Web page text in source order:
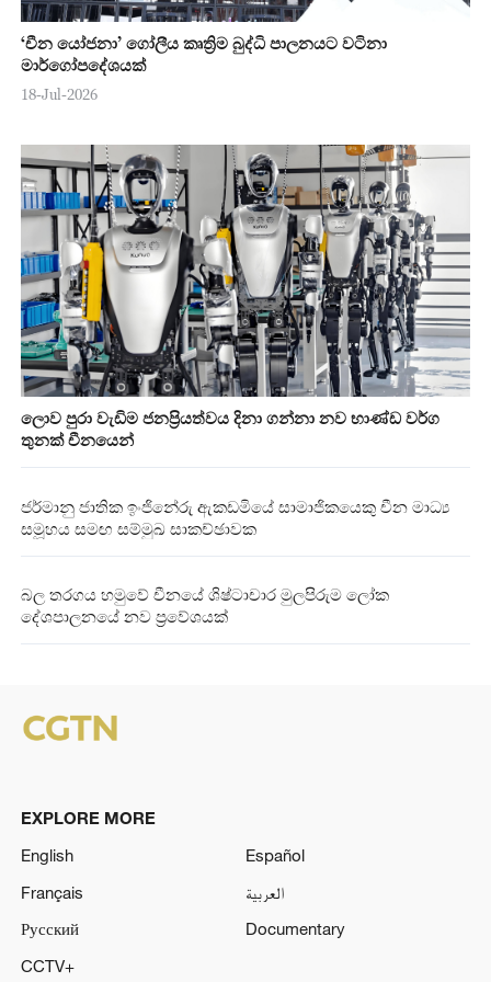
‘චීන යෝජනා’ ගෝලීය කෘත්‍රිම බුද්ධි පාලනයට වටිනා
මාර්ගෝපදේශයක්
18-Jul-2026
ලොව පුරා වැඩිම ජනප්‍රියත්වය දිනා ගන්නා නව භාණ්ඩ වර්ග
තුනක් චීනයෙන්
ජර්මානු ජාතික ඉංජිනේරු ඇකඩමියේ සාමාජිකයෙකු‍ චීන මාධ්‍ය
සමූහය සමඟ සම්මුඛ සාකච්ඡාවක
බල තරගය හමුවේ චීනයේ ශිෂ්ටාචාර මුලපිරුම ලෝක
දේශපාලනයේ නව ප්‍රවේශයක්
EXPLORE MORE
English
Español
Français
العربية
Русский
Documentary
CCTV+